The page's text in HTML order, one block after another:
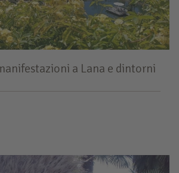
a Lana e dintorni